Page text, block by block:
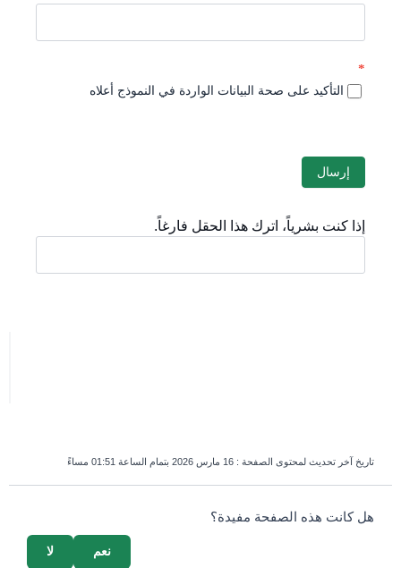
*
التأكيد على صحة البيانات الواردة في النموذج أعلاه
إرسال
إذا كنت بشرياً، اترك هذا الحقل فارغاً.
تاريخ آخر تحديث لمحتوى الصفحة : 16 مارس 2026 بتمام الساعة 01:51 مساءً
survey_v2
هل كانت هذه الصفحة مفيدة؟
لا نعم